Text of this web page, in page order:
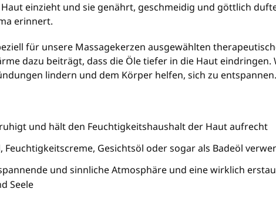
einzieht und sie genährt, geschmeidig und göttlich
erinnert.
für unsere Massagekerzen ausgewählten
dazu beiträgt, dass die Öle tiefer in die Haut eindringen.
lindern und dem Körper helfen, sich zu entspannen.
und hält den Feuchtigkeitshaushalt der Haut aufrecht
Feuchtigkeitscreme, Gesichtsöl oder sogar als Badeöl
und sinnliche Atmosphäre und eine wirklich
Seele